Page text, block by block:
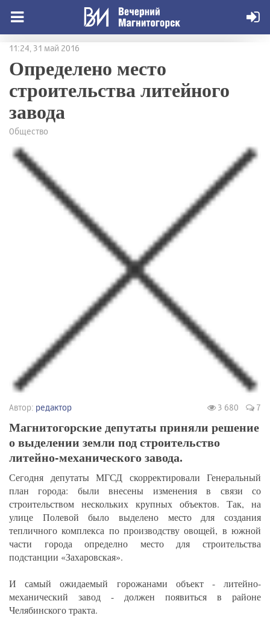
11:24, 31 май 2016
Определено место
строительства литейного
завода
Общество
Автор: редактор 3 680 7
Магнитогорские депутаты приняли решение
о выделении земли под строительство
литейно-механического завода.
Сегодня депутаты МГСД скорректировали Генеральный
план города: были внесены изменения в связи со
строительством нескольких крупных объектов. Так, на
улице Полевой было выделено место для создания
тепличного комплекса по производству овощей, в южной
части города определно место для строительства
подстанции «Захаровская».
И самый ожидаемый горожанами объект - литейно-
механический завод - должен появиться в районе
Челябинского тракта.